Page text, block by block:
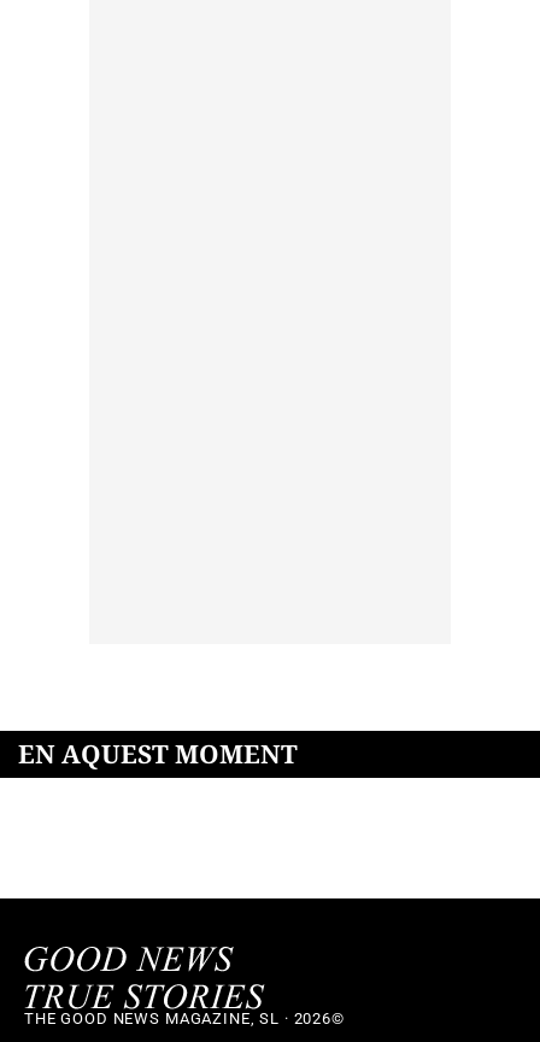
EN AQUEST MOMENT
THE GOOD NEWS MAGAZINE, SL · 2026©